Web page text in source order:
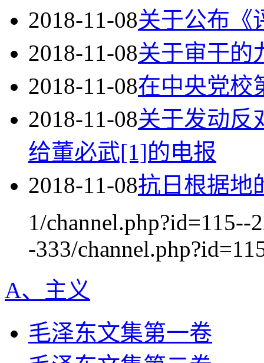
2018-11-08关于公布《
2018-11-08关于审干的
2018-11-08在中央党校
2018-11-08关于发动反
给董必武[1]的电报
2018-11-08抗日根据地
1/channel.php?id=115--
-333/
A、主义
毛泽东文集第一卷